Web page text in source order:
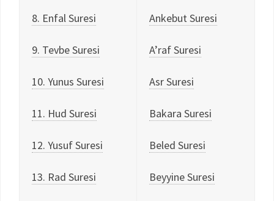
8. Enfal Suresi
9. Tevbe Suresi
10. Yunus Suresi
11. Hud Suresi
12. Yusuf Suresi
13. Rad Suresi
Ankebut Suresi
A’raf Suresi
Asr Suresi
Bakara Suresi
Beled Suresi
Beyyine Suresi